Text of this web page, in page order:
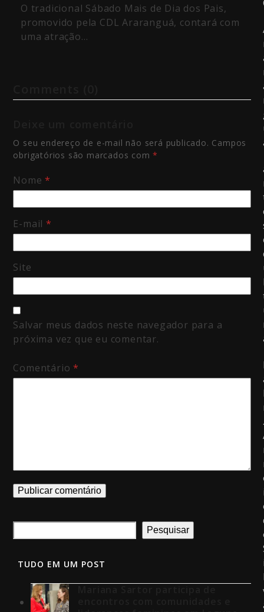
O tradicional Sábado Mais de Dia dos Pais,
promovido pela CDL Araranguá, contará com
uma atração…
O seu endereço de e-mail não será publicado. Campos
obrigatórios são marcados com*
Nome*
E-mail*
Site
Salvar meus dados neste navegador para a
próxima vez que eu comentar.
Comentário*
Pesquisar
TUDO EM UM POST